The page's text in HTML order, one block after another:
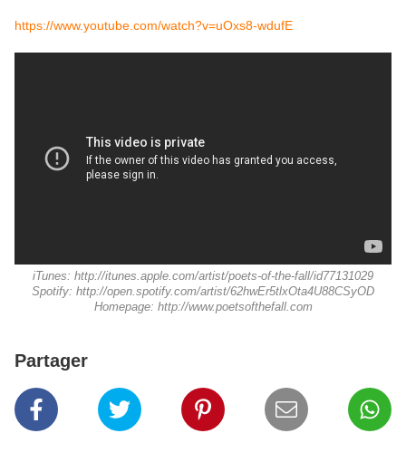
https://www.youtube.com/watch?v=uOxs8-wdufE
iTunes: http://itunes.apple.com/artist/poets-of-the-fall/id77131029
Spotify: http://open.spotify.com/artist/62hwEr5tlxOta4U88CSyOD
Homepage: http://www.poetsofthefall.com
Partager